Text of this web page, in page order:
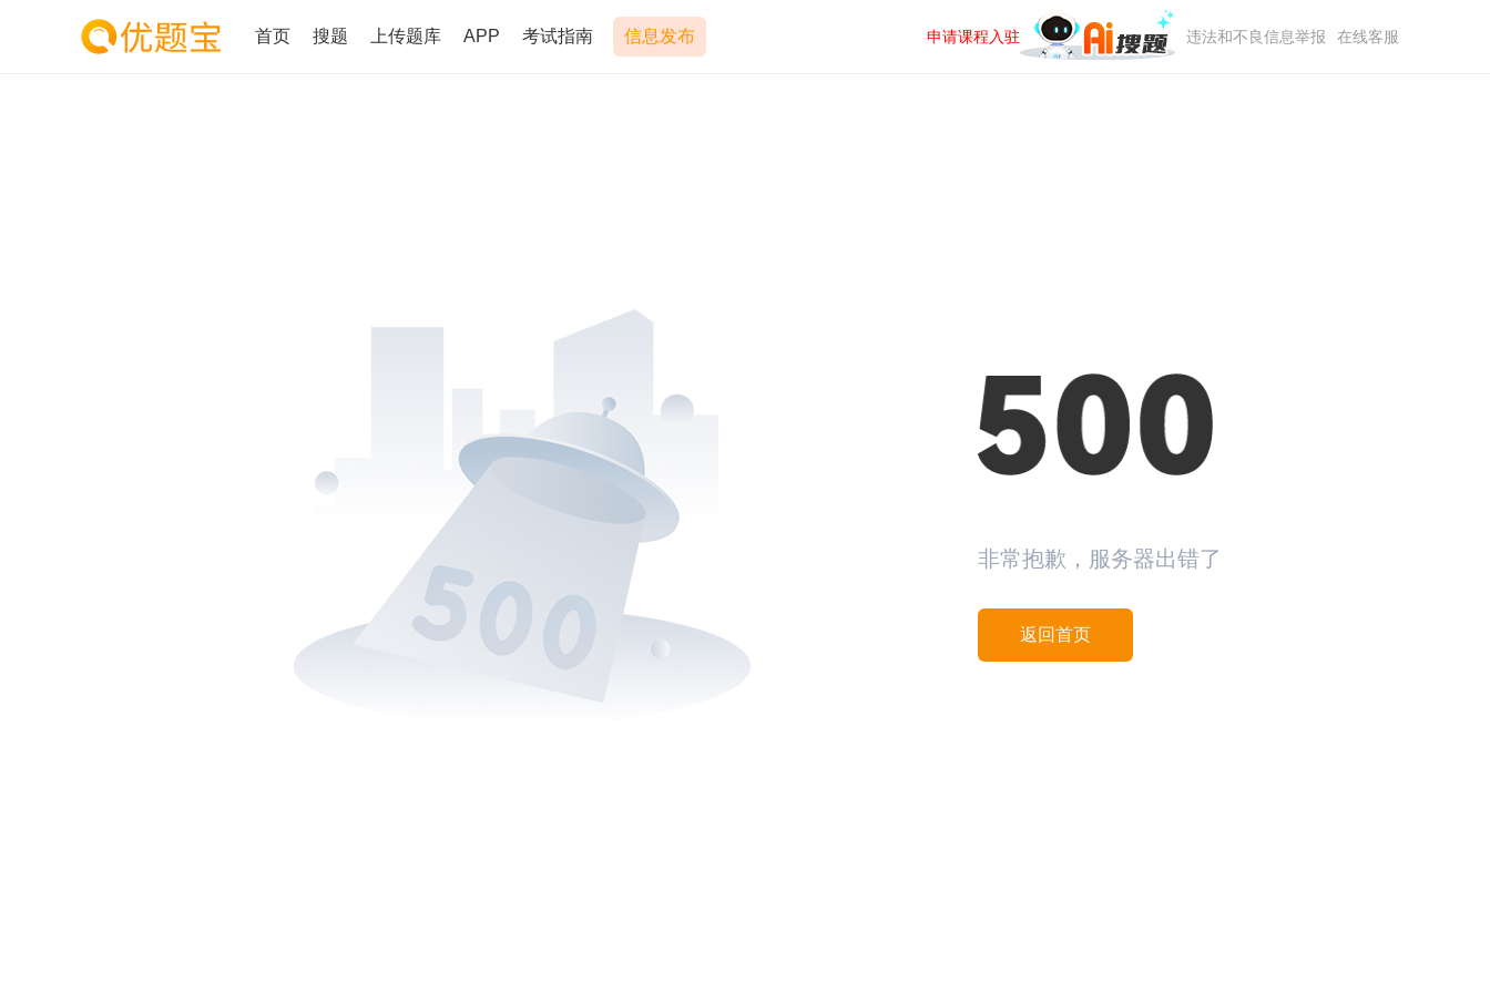
首页 搜题 上传题库 APP 考试指南 信息发布 申请课程入驻 违法和不良信息举报 在线客服
非常抱歉，服务器出错了
返回首页